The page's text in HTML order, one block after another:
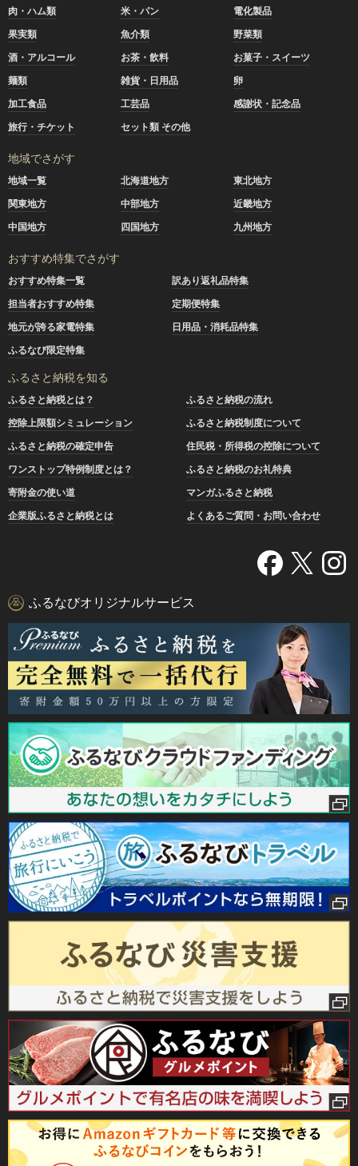
肉・ハム類 米・パン
電化製品
果実類
魚介類
野菜類
酒・アルコール
お茶・飲料
お菓子・スイーツ
麺類
雑貨・日用品
卵
加工食品
工芸品
感謝状・記念品
旅行・チケット
セット類 その他
地域でさがす
地域一覧 北海道地方
東北地方
関東地方
中部地方
近畿地方
中国地方
四国地方 九州地方
おすすめ特集でさがす
おすすめ特集一覧
訳あり返礼品特集
担当者おすすめ特集
定期便特集
地元が誇る家電特集
日用品・消耗品特集
ふるなび限定特集
ふるさと納税を知る
ふるさと納税とは？
ふるさと納税の流れ
控除上限額シミュレーション
ふるさと納税制度について
ふるさと納税の確定申告
住民税・所得税の控除について
ワンストップ特例制度とは？
ふるさと納税のお礼特典
寄附金の使い道
マンガふるさと納税
企業版ふるさと納税とは
よくあるご質問・お問い合わせ
ふるなびオリジナルサービス